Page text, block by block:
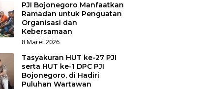
PJI Bojonegoro Manfaatkan
Ramadan untuk Penguatan
Organisasi dan
Kebersamaan
8 Maret 2026
Tasyakuran HUT ke-27 PJI
serta HUT ke-1 DPC PJI
Bojonegoro, di Hadiri
Puluhan Wartawan